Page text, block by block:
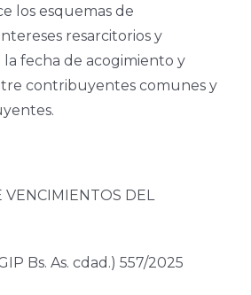
los esquemas de
resarcitorios y
fecha de acogimiento y
contribuyentes comunes y
DEL
Bs. As. cdad.) 557/2025